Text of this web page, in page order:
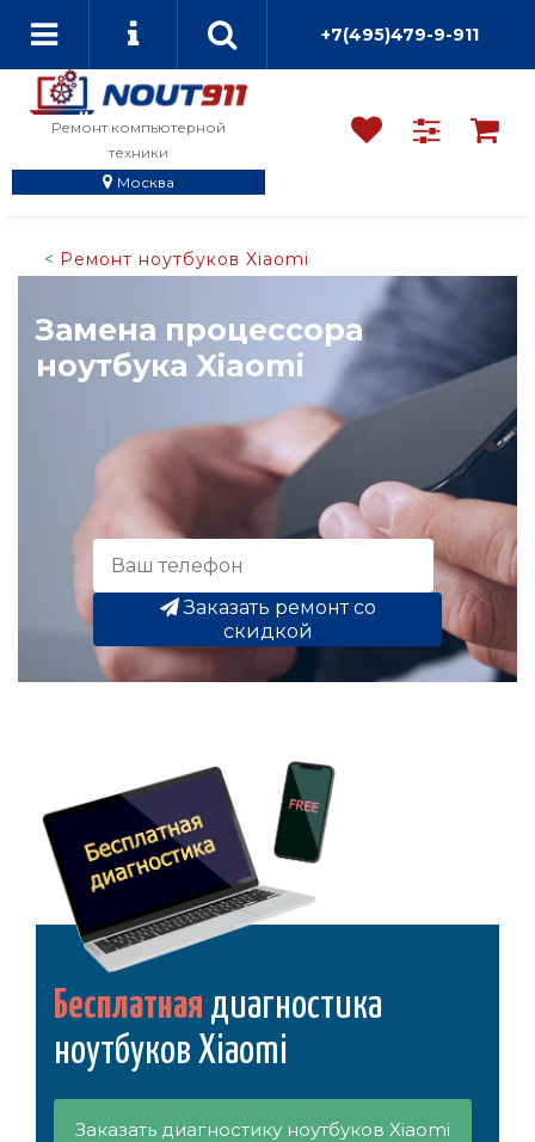
+7(495)479-9-911
Ремонт компьютерной
техники
Москва
Ремонт ноутбуков Xiaomi
Замена процессора
ноутбука Xiaomi
Заказать ремонт со
скидкой
Бесплатная диагностика
ноутбуков Xiaomi
Заказать диагностику ноутбуков Xiaomi